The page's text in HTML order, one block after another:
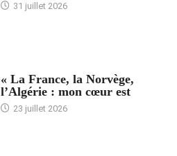
31 juillet 2026
« La France, la Norvège,
l’Algérie : mon cœur est
23 juillet 2026